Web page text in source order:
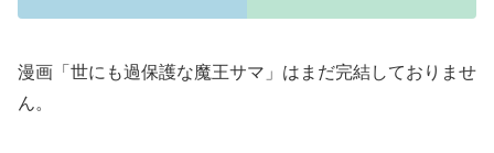
漫画「世にも過保護な魔王サマ」はまだ完結しておりませ
ん。